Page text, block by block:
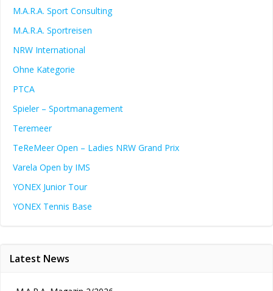
M.A.R.A. Sport Consulting
M.A.R.A. Sportreisen
NRW International
Ohne Kategorie
PTCA
Spieler – Sportmanagement
Teremeer
TeReMeer Open – Ladies NRW Grand Prix
Varela Open by IMS
YONEX Junior Tour
YONEX Tennis Base
Latest News